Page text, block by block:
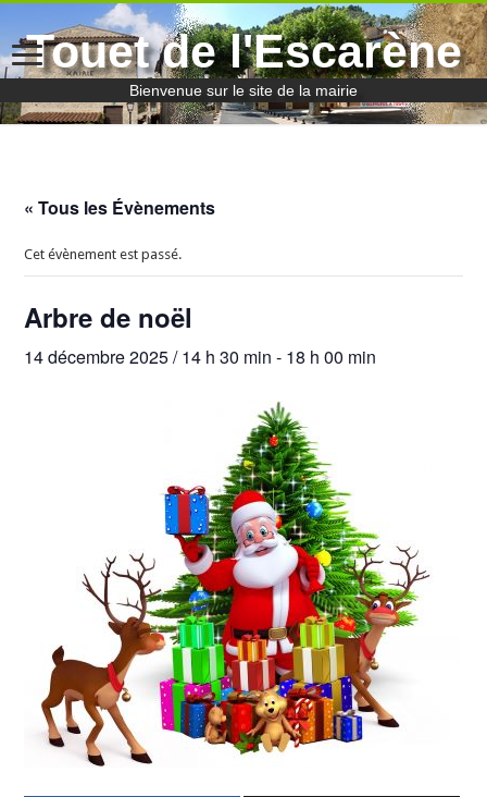
Touet de l'Escarène
Bienvenue sur le site de la mairie
« Tous les Évènements
Cet évènement est passé.
Arbre de noël
14 décembre 2025 / 14 h 30 min - 18 h 00 min